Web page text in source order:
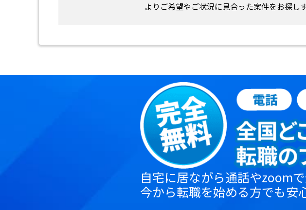
よりご希望やご状況に見合った案件をお探し
自宅に居ながら通話やzoom
今から転職を始める方でも安